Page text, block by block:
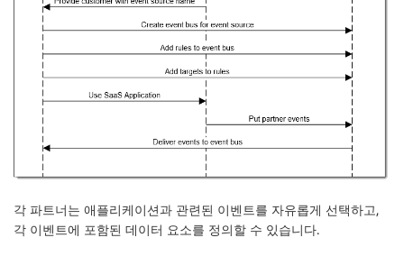
각 파트너는 애플리케이션과 관련된 이벤트를 자유롭게 선택하고,
각 이벤트에 포함된 데이터 요소를 정의할 수 있습니다.